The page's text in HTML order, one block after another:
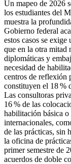
Un mapeo de 2026
los estudiantes del
muestra la
Gobierno federal
estos casos se
que en la otra mitad
diplomáticas y
necesidad de
centros de
constituyen el 18 %
Las consultoras
16 % de las
habilitación básica
internacionales,
de las prácticas, sin
la oficina de
primer semestre de
acuerdos de doble